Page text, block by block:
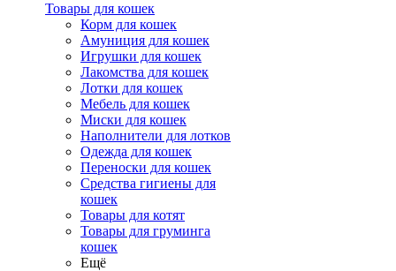
Товары для кошек
Корм для кошек
Амуниция для кошек
Игрушки для кошек
Лакомства для кошек
Лотки для кошек
Мебель для кошек
Миски для кошек
Наполнители для лотков
Одежда для кошек
Переноски для кошек
Средства гигиены для
кошек
Товары для котят
Товары для груминга
кошек
Ещё